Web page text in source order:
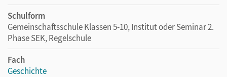
Schulform
Gemeinschaftsschule Klassen 5-10, Institut oder Seminar 2.
Phase SEK, Regelschule
Fach
Geschichte